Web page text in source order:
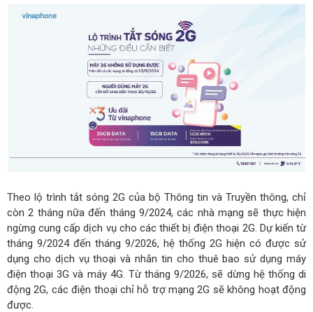
Theo lộ trình tắt sóng 2G của bộ Thông tin và Truyền thông, chỉ
còn 2 tháng nữa đến tháng 9/2024, các nhà mạng sẽ thực hiện
ngừng cung cấp dịch vụ cho các thiết bị điện thoại 2G. Dự kiến từ
tháng 9/2024 đến tháng 9/2026, hệ thống 2G hiện có được sử
dụng cho dịch vụ thoại và nhắn tin cho thuê bao sử dụng máy
điện thoại 3G và máy 4G. Từ tháng 9/2026, sẽ dừng hệ thống di
động 2G, các điện thoại chỉ hỗ trợ mạng 2G sẽ không hoạt động
được.